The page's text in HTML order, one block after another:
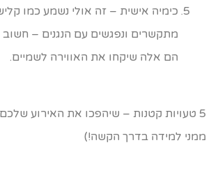
כימיה אישית – זה אולי נשמע כמו
מתקשרים ונפגשים עם הנגנים – חשוב
הם אלה שיקחו את האווירה לשמיים.
5 טעויות קטנות – שיהפכו את האירוע
למידה בדרך הקשה!)